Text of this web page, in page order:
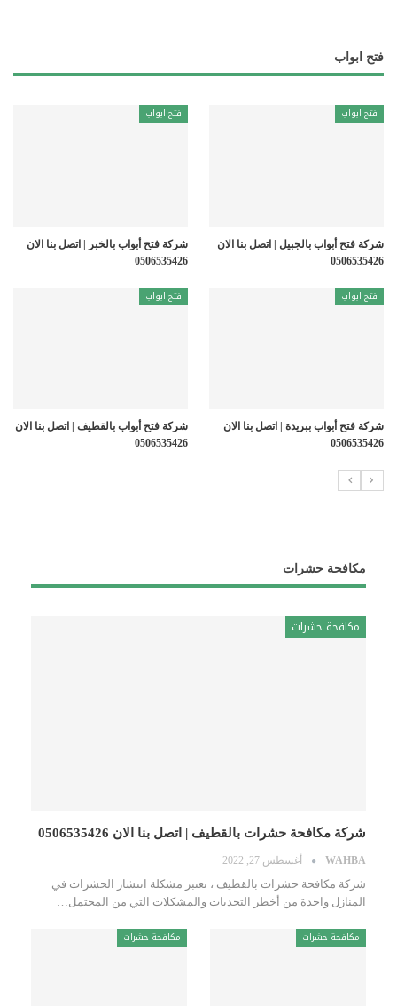
فتح ابواب
فتح ابواب
شركة فتح أبواب بالجبيل | اتصل بنا الان
0506535426
فتح ابواب
شركة فتح أبواب بالخبر | اتصل بنا الان
0506535426
فتح ابواب
شركة فتح أبواب ببريدة | اتصل بنا الان
0506535426
فتح ابواب
شركة فتح أبواب بالقطيف | اتصل بنا الان
0506535426
مكافحة حشرات
مكافحة حشرات
شركة مكافحة حشرات بالقطيف | اتصل بنا الان 0506535426
WAHBA أغسطس 27, 2022
شركة مكافحة حشرات بالقطيف ، تعتبر مشكلة انتشار الحشرات في
المنازل واحدة من أخطر التحديات والمشكلات التي من المحتمل…
مكافحة حشرات مكافحة حشرات